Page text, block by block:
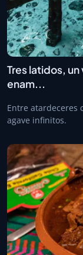
Tres latidos,
enam...
Entre atardeceres
agave infinitos.